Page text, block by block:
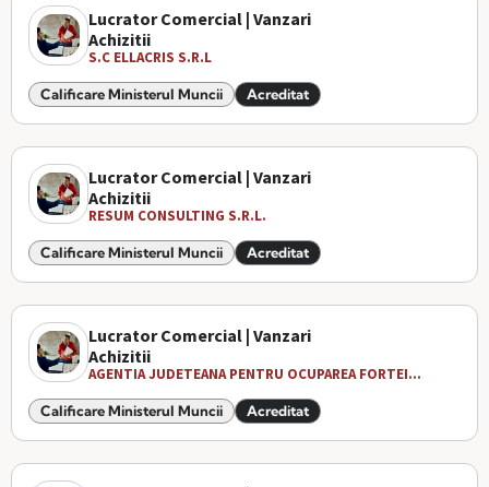
Lucrator Comercial | Vanzari
Achizitii
S.C ELLACRIS S.R.L
Calificare Ministerul Muncii Acreditat
Lucrator Comercial | Vanzari
Achizitii
RESUM CONSULTING S.R.L.
Calificare Ministerul Muncii Acreditat
Lucrator Comercial | Vanzari
Achizitii
AGENTIA JUDETEANA PENTRU OCUPAREA FORTEI...
Calificare Ministerul Muncii Acreditat